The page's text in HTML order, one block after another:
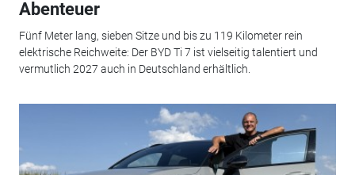
Abenteuer
Fünf Meter lang, sieben Sitze und bis zu 119 Kilometer rein
elektrische Reichweite: Der BYD Ti 7 ist vielseitig talentiert und
vermutlich 2027 auch in Deutschland erhältlich.